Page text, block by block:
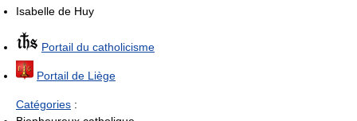
Isabelle de Huy
Portail du catholicisme
Portail de Liège
Catégories :